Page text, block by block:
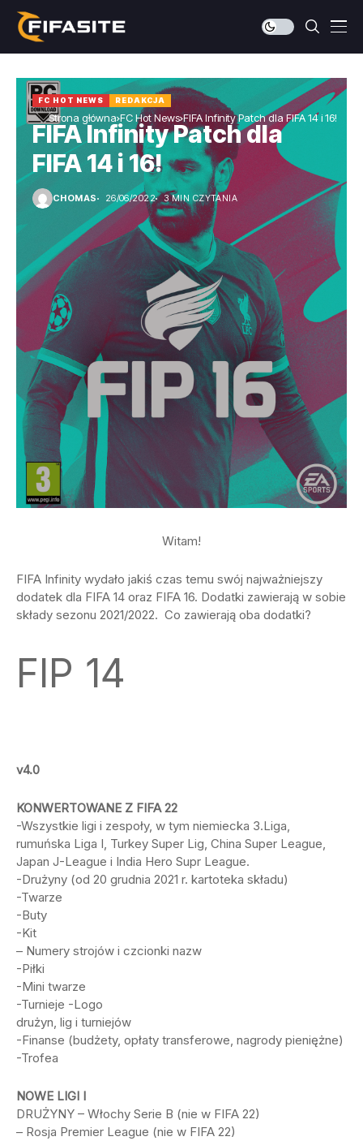
Strona główna FC Hot News FIFA Infinity Patch dla FIFA 14 i 16!
FC HOT NEWS REDAKCJA
FIFA Infinity Patch dla
FIFA 14 i 16!
CHOMAS 26/06/2022 3 MIN CZYTANIA
Witam!
FIFA Infinity wydało jakiś czas temu swój najważniejszy
dodatek dla FIFA 14 oraz FIFA 16. Dodatki zawierają w sobie
składy sezonu 2021/2022. Co zawierają oba dodatki?
FIP 14
v4.0
KONWERTOWANE Z FIFA 22
-Wszystkie ligi i zespoły, w tym niemiecka 3.Liga,
rumuńska Liga I, Turkey Super Lig, China Super League,
Japan J-League i India Hero Supr League.
-Drużyny (od 20 grudnia 2021 r. kartoteka składu)
-Twarze
-Buty
-Kit
– Numery strojów i czcionki nazw
-Piłki
-Mini twarze
-Turnieje -Logo
drużyn, lig i turniejów
-Finanse (budżety, opłaty transferowe, nagrody pieniężne)
-Trofea
NOWE LIGI I
DRUŻYNY – Włochy Serie B (nie w FIFA 22)
– Rosja Premier League (nie w FIFA 22)